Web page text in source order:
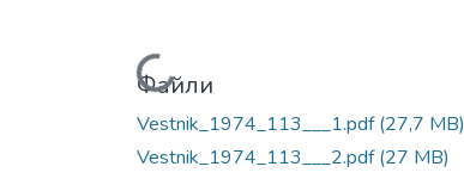
Вантажиться...
Файли
Vestnik_1974_113___1.pdf(27,7 MB)
Vestnik_1974_113___2.pdf(27 MB)